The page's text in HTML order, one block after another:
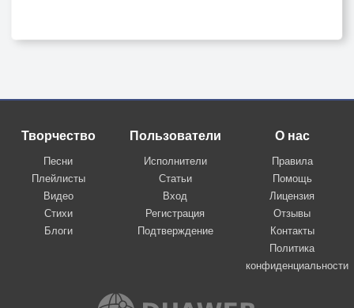
Творчество
Песни
Плейлисты
Видео
Стихи
Блоги
Пользователи
Исполнители
Статьи
Вход
Регистрация
Подтверждение
О нас
Правила
Помощь
Лицензия
Отзывы
Контакты
Политика
конфиденциальности